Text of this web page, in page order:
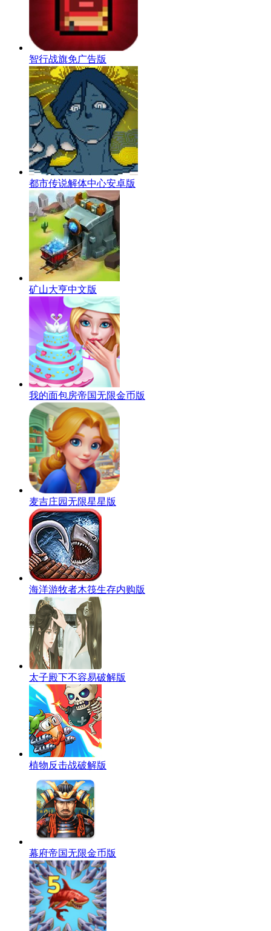
智行战旗免广告版
都市传说解体中心安卓版
矿山大亨中文版
我的面包房帝国无限金币版
麦吉庄园无限星星版
海洋游牧者木筏生存内购版
太子殿下不容易破解版
植物反击战破解版
幕府帝国无限金币版